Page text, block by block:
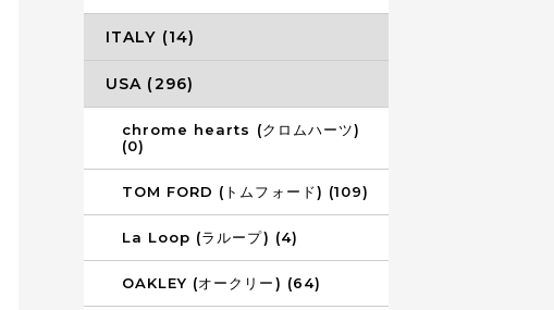
ITALY (14)
USA (296)
chrome hearts (クロムハーツ)
(0)
TOM FORD (トムフォード) (109)
La Loop (ラループ) (4)
OAKLEY (オークリー) (64)